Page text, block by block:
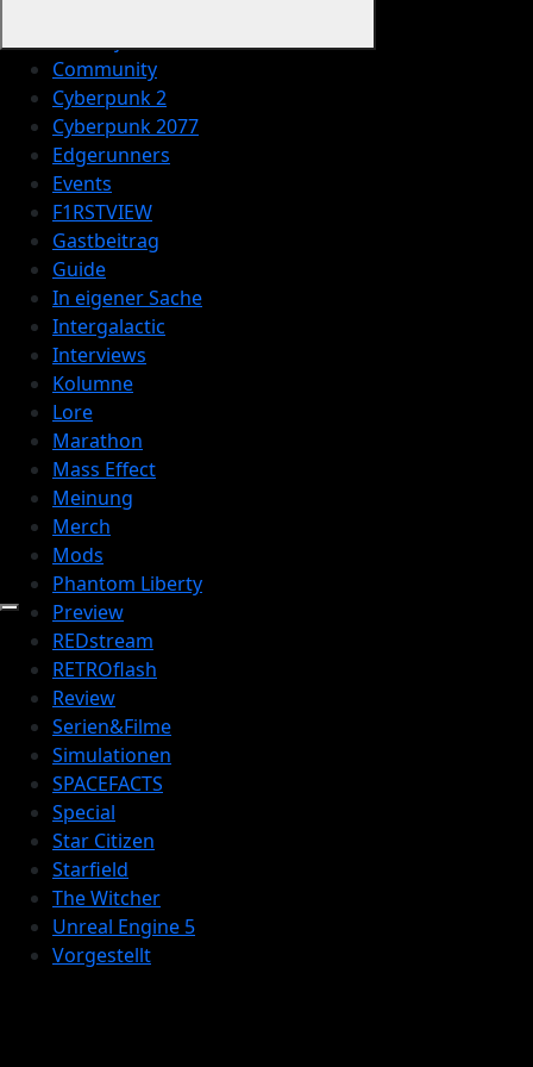
Community
Cyberpunk 2
Cyberpunk 2077
Edgerunners
Events
F1RSTVIEW
Gastbeitrag
Guide
In eigener Sache
Intergalactic
Interviews
Kolumne
Lore
Marathon
Mass Effect
Meinung
Merch
Mods
Phantom Liberty
Preview
REDstream
RETROflash
Review
Serien&Filme
Simulationen
SPACEFACTS
Special
Star Citizen
Starfield
The Witcher
Unreal Engine 5
Vorgestellt